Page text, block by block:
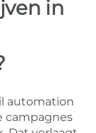
in
automation
campagnes